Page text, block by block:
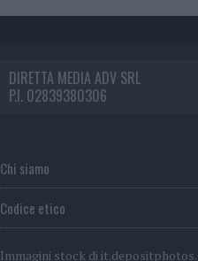
DIRETTA MEDIA ADV SRL
P.I. 02839380306
Chi siamo
Codice etico
Immagini stock di